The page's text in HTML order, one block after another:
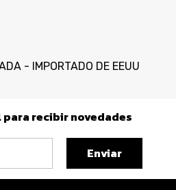
- IMPORTADO DE EEUU
recibir novedades
Enviar